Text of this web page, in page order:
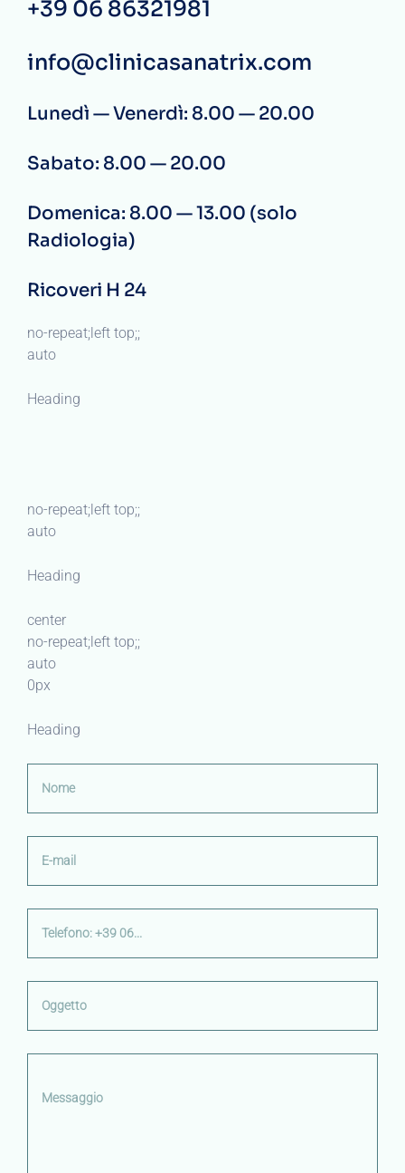
+39 06 86321981
info@clinicasanatrix.com
Lunedì — Venerdì: 8.00 — 20.00
Sabato: 8.00 — 20.00
Domenica: 8.00 — 13.00 (solo
Radiologia)
Ricoveri H 24
no-repeat;left top;;
auto
Heading
no-repeat;left top;;
auto
Heading
center
no-repeat;left top;;
auto
0px
Heading